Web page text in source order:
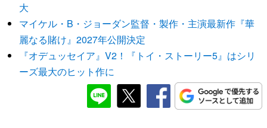
大
マイケル・B・ジョーダン監督・製作・主演最新作『華
麗なる賭け』2027年公開決定
『オデュッセイア』V2！『トイ・ストーリー5』はシリ
ーズ最大のヒット作に